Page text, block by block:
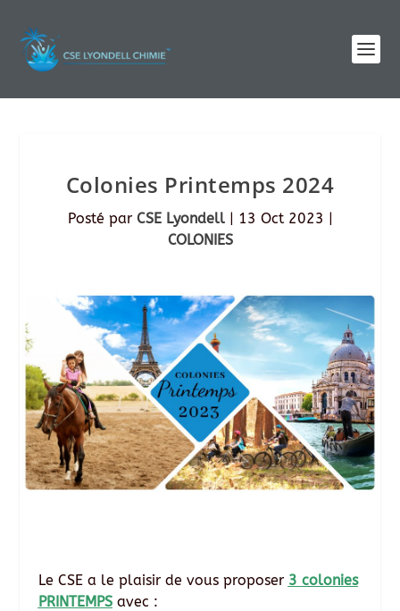
Colonies Printemps 2024
Posté par CSE Lyondell| 13 Oct 2023 |
COLONIES
Le CSE a le plaisir de vous proposer 3 colonies
PRINTEMPSavec :